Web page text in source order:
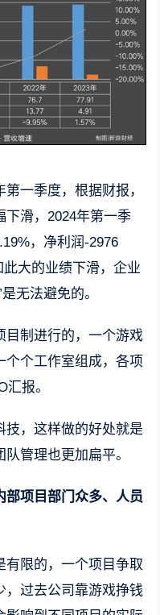
一季度，根据财报，
下滑，2024年第一季
，净利润-2976
大的业绩下滑，企业
无法避免的。
目制进行的，一个游戏
个个工作室组成，各项
报。
技，这样做的好处就是
管理也更加扁平。
部项目部门众多、人员
有限的，一个项目争取
，过去公司靠游戏挣钱